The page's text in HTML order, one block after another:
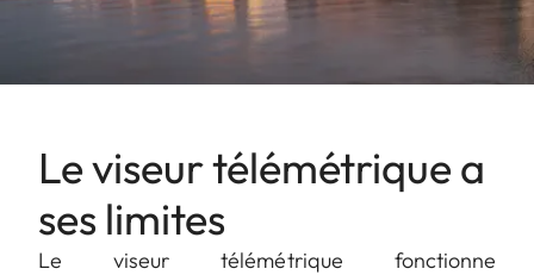
Le viseur télémétrique a
ses limites
Le viseur télémétrique fonctionne